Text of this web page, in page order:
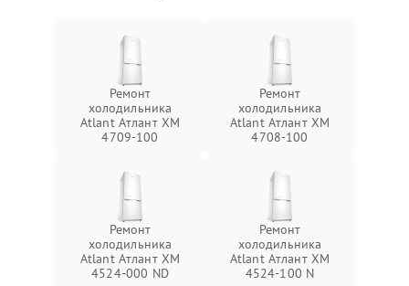
Ремонт
холодильника
Atlant Атлант XM
4709-100
Ремонт
холодильника
Atlant Атлант XM
4708-100
Ремонт
холодильника
Atlant Атлант ХМ
4524-000 ND
Ремонт
холодильника
Atlant Атлант ХМ
4524-100 N